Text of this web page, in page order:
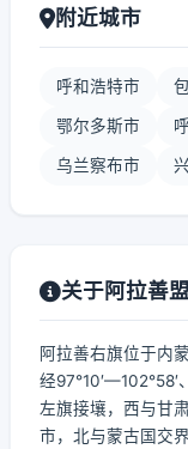
附近城市
呼和浩特市
鄂尔多斯市
乌兰察布市
关于阿拉善盟
阿拉善右旗位于内
经
左旗接壤，西与甘
市，北与蒙古国交